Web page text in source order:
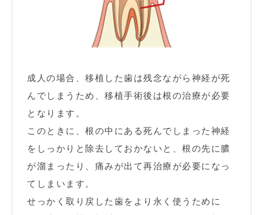
成人の場合、移植した歯は残念ながら神経が死
んでしまうため、移植手術後は根の治療が必要
となります。
このときに、根の中にある死んでしまった神経
をしっかりと除去しておかないと、根の先に膿
が溜まったり、痛みが出て再治療が必要になっ
てしまいます。
せっかく取り戻した歯をより永く使うために